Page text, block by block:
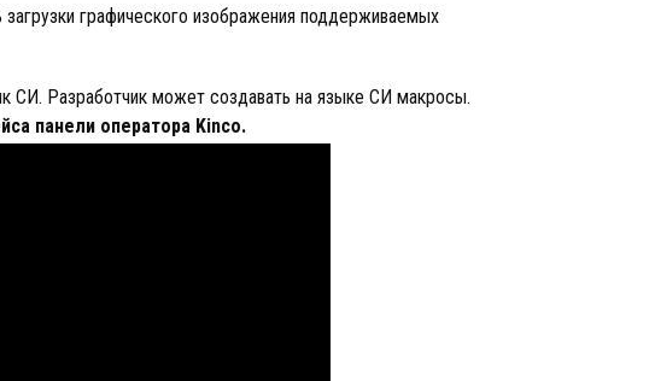
графического изображения поддерживаемых
СИ. Разработчик может создавать на языке СИ макросы.
панели оператора Kinco.